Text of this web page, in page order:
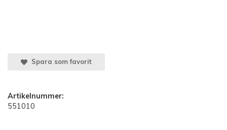
Spara som favorit
Artikelnummer:
551010